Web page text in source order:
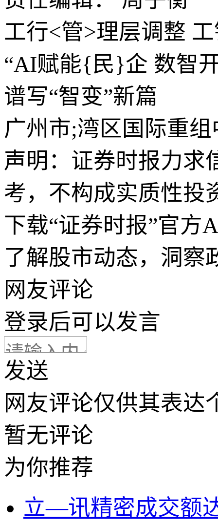
工行<管>理层调整
“AI赋能{民}企 数智
谱写“智变”新篇
广州市;湾区国际重
声明：证券时报力求
考，不构成实质性投
下载“证券时报”官方
了解股市动态，洞察
网友评论
登录后可以发言
发送
网友评论仅供其表达
暂无评论
为你推荐
立—讯精密成交额